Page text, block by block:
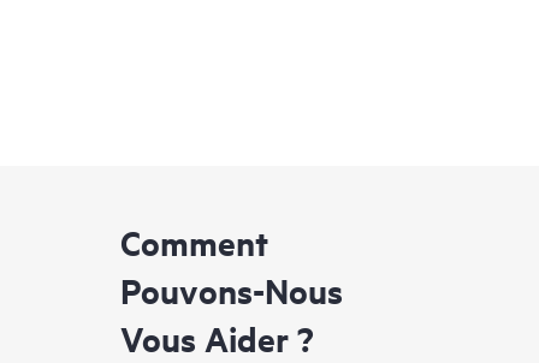
Comment
Pouvons-Nous
Vous Aider ?